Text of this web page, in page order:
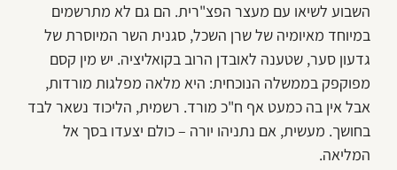
השבוע לשיאו עם מעצר הפצ"רית. הם גם לא מתרשמים
במיוחד מאיומיה של שרן השכל, סגנית השר המיוסרת של
גדעון סער, שטענה לאובדן הרוב בקואליציה. יש מין קסם
מפוקפק בממשלה הנוכחית: היא מלאה מפלגות מורדות,
אבל אין בה כמעט אף ח"כ מורד. רשמית, הליכוד נשאר לבד
בחושך. מעשית, אם נתניהו יורה – כולם יצעדו בסך אל
המליאה.